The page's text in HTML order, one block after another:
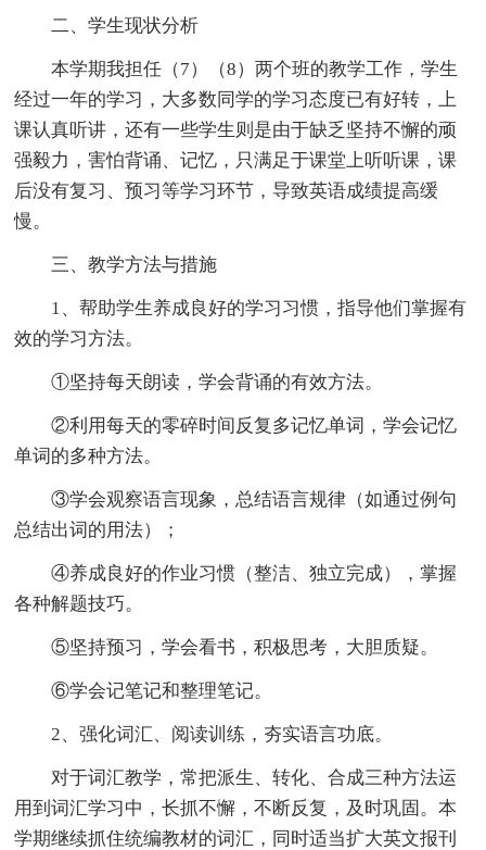
二、学生现状分析
本学期我担任（7）（8）两个班的教学工作，学生
经过一年的学习，大多数同学的学习态度已有好转，上
课认真听讲，还有一些学生则是由于缺乏坚持不懈的顽
强毅力，害怕背诵、记忆，只满足于课堂上听听课，课
后没有复习、预习等学习环节，导致英语成绩提高缓
慢。
三、教学方法与措施
1、帮助学生养成良好的学习习惯，指导他们掌握有
效的学习方法。
①坚持每天朗读，学会背诵的有效方法。
②利用每天的零碎时间反复多记忆单词，学会记忆
单词的多种方法。
③学会观察语言现象，总结语言规律（如通过例句
总结出词的用法）；
④养成良好的作业习惯（整洁、独立完成），掌握
各种解题技巧。
⑤坚持预习，学会看书，积极思考，大胆质疑。
⑥学会记笔记和整理笔记。
2、强化词汇、阅读训练，夯实语言功底。
对于词汇教学，常把派生、转化、合成三种方法运
用到词汇学习中，长抓不懈，不断反复，及时巩固。本
学期继续抓住统编教材的词汇，同时适当扩大英文报刊